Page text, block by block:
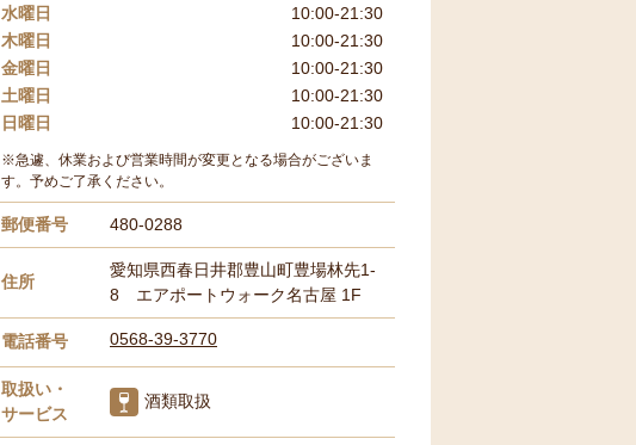
水曜日
10:00-21:30
木曜日
10:00-21:30
金曜日
10:00-21:30
土曜日
10:00-21:30
日曜日
10:00-21:30
※急遽、休業および営業時間が変更となる場合がございま
す。予めご了承ください。
郵便番号 480-0288
住所
愛知県西春日井郡豊山町豊場林先1-
8 エアポートウォーク名古屋 1F
電話番号 0568-39-3770
取扱い・
サービス
酒類取扱